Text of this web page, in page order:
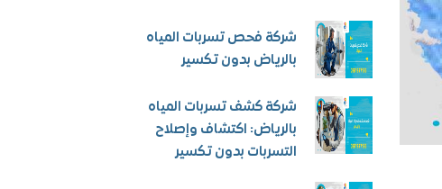
شركة فحص تسربات المياه
بالرياض بدون تكسير
شركة كشف تسربات المياه
بالرياض: اكتشاف وإصلاح
التسربات بدون تكسير